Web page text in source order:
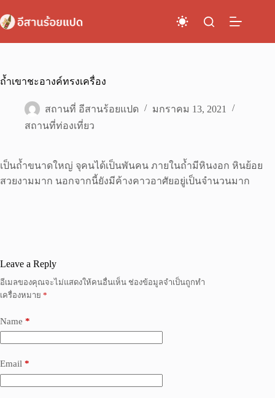
to
content
ถ้ำเขาชะอางค์ทรงเครื่อง
สถานที่ อีสานร้อยแปด
มกราคม 13, 2021
สถานที่ท่องเที่ยว
เป็นถ้ำขนาดใหญ่ จุคนได้เป็นพันคน ภายในถ้ำมีหินงอก หินย้อย
สวยงามมาก นอกจากนี้ยังมีค้างคาวอาศัยอยู่เป็นจำนวนมาก
Leave a Reply
อีเมลของคุณจะไม่แสดงให้คนอื่นเห็น ช่องข้อมูลจำเป็นถูกทำ
เครื่องหมาย *
Name *
Email *